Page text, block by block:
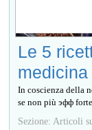
Le 5
In coscienza della
se non più эфф
Sezione: Articoli